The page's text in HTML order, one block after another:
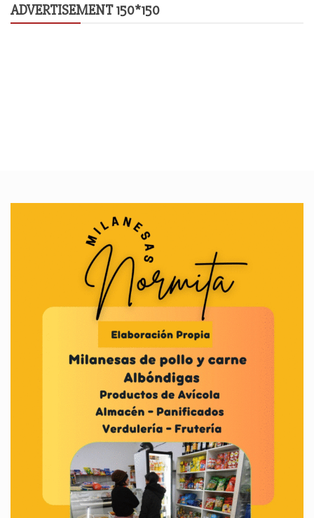
ADVERTISEMENT 150*150